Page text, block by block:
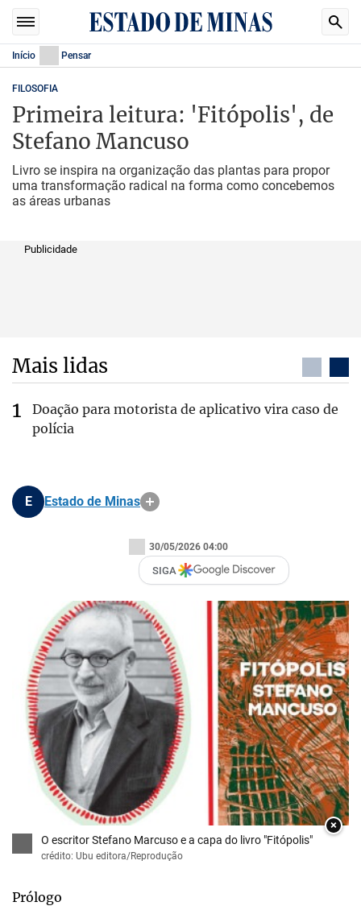
Início Pensar
FILOSOFIA
Primeira leitura: 'Fitópolis', de
Stefano Mancuso
Livro se inspira na organização das plantas para propor
uma transformação radical na forma como concebemos
as áreas urbanas
Publicidade
Mais lidas
Doação para motorista de aplicativo vira caso de
polícia
E Estado de Minas
30/05/2026 04:00
SIGA
×
O escritor Stefano Marcuso e a capa do livro "Fitópolis"
crédito: Ubu editora/Reprodução
Prólogo